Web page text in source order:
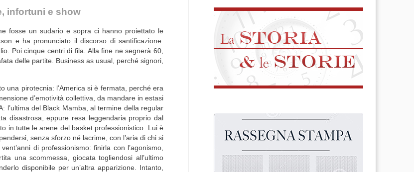
infortuni e show
fosse un sudario e sopra ci hanno proiettato le
e ha pronunciato il discorso di santificazione.
Poi cinque centri di fila. Alla fine ne segnerà 60,
delle partite. Business as usual, perché signori,
una pirotecnia: l’America si è fermata, perché era
d’emotività collettiva, da mandare in estasi
l’ultima del Black Mamba, al termine della regular
disastrosa, eppure resa leggendaria proprio dal
in tutte le arene del basket professionistico. Lui è
senza sforzo né lacrime, con l’aria di chi si
di professionismo: finirla con l’agonismo,
una scommessa, giocata togliendosi all’ultimo
disponibile per un’altra apparizione. Intanto,